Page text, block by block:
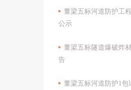
董梁五标河道防护工
公示
董梁五标隧道爆破炸
告
董梁五标河道防护1包